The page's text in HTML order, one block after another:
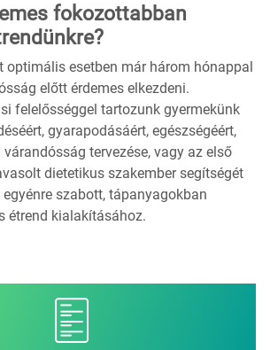
fokozottabban
optimális esetben már három hónappal
előtt érdemes elkezdeni.
felelősséggel tartozunk gyermekünk
gyarapodásáért, egészségéért,
várandósság tervezése, vagy az első
dietetikus szakember segítségét
szabott, tápanyagokban
étrend kialakításához.